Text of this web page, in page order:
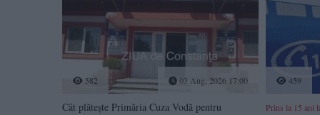
582 03 Aug, 2026 17:00
Cât plătește Primăria Cuza Vodă pentru
459
Prins la 15 ani